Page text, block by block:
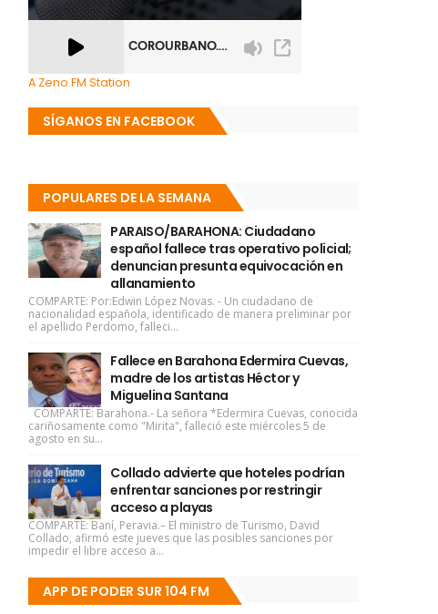
A Zeno.FM Station
SÍGANOS EN FACEBOOK
POPULARES DE LA SEMANA
PARAISO/BARAHONA: Ciudadano
español fallece tras operativo policial;
denuncian presunta equivocación en
allanamiento
COMPARTE: Por:Edwin López Novas. - Un ciudadano de
nacionalidad española, identificado de manera preliminar por
el apellido Perdomo, falleci...
Fallece en Barahona Edermira Cuevas,
madre de los artistas Héctor y
Miguelina Santana
COMPARTE: Barahona.- La señora *Edermira Cuevas, conocida
cariñosamente como "Mirita", falleció este miércoles 5 de
agosto en su...
Collado advierte que hoteles podrían
enfrentar sanciones por restringir
acceso a playas
COMPARTE: Baní, Peravia.– El ministro de Turismo, David
Collado, afirmó este jueves que las posibles sanciones por
impedir el libre acceso a...
APP DE PODER SUR 104 FM